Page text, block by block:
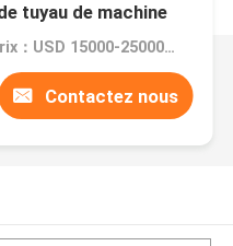
tuyau de machine
Prix：USD 15000-25000 per set
Contactez nous